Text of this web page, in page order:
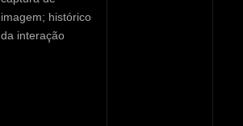
imagem; histórico
da interação